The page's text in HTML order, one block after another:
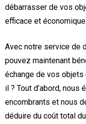
débarrasser de vos
efficace et économique.
Avec notre service de
pouvez maintenant
échange de vos objets
il ? Tout d’abord,
encombrants et nous
déduire du coût total